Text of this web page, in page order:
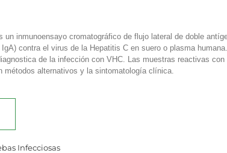
un inmunoensayo cromatográfico de flujo lateral de doble
contra el virus de la Hepatitis C en suero o plasma
de la infección con VHC. Las muestras reactivas con
métodos alternativos y la sintomatología clínica.
Infecciosas